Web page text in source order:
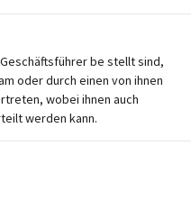
be stellt sind,
oder durch einen von ihnen
wobei ihnen auch
werden kann.